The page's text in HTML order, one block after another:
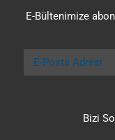
E-Bültenimize
E-Posta Adresi
Bizi